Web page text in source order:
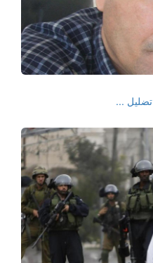
...